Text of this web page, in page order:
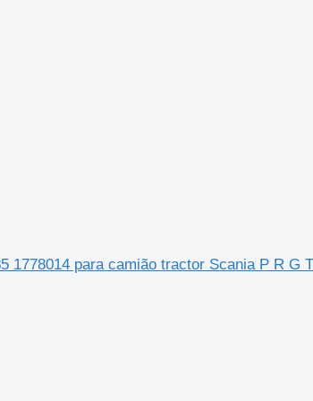
1778014 para camião tractor Scania P R G T